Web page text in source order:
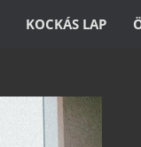
KOCKÁS LAP